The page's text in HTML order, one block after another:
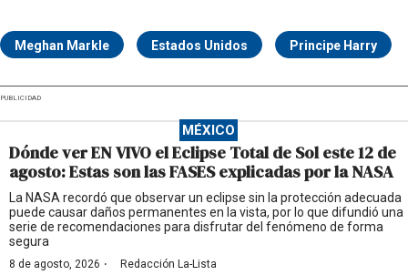
Meghan Markle Estados Unidos Principe Harry
PUBLICIDAD
MÉXICO
Dónde ver EN VIVO el Eclipse Total de Sol este 12 de
agosto: Estas son las FASES explicadas por la NASA
La NASA recordó que observar un eclipse sin la protección adecuada
puede causar daños permanentes en la vista, por lo que difundió una
serie de recomendaciones para disfrutar del fenómeno de forma
segura
8 de agosto, 2026 · Redacción La-Lista